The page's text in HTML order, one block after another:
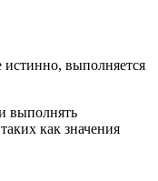
истинно, выполняется
выполнять
как значения